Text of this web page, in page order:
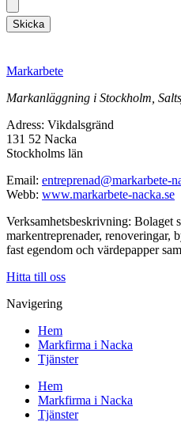
Skicka
Markarbete
Markanläggning i Stockholm,
Adress: Vikdalsgränd
131 52 Nacka
Stockholms län
Email: entreprenad@markarbete-
Webb: www.markarbete-nacka.se
Verksamhetsbeskrivning: Bolaget
markentreprenader, renoveringar,
fast egendom och värdepapper
Hitta till oss
Navigering
Hem
Markfirma i Nacka
Tjänster
Hem
Markfirma i Nacka
Tjänster